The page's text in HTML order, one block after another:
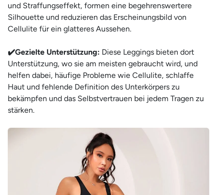
und Straffungseffekt, formen eine begehrenswertere
Silhouette und reduzieren das Erscheinungsbild von
Cellulite für ein glatteres Aussehen.
✔️Gezielte Unterstützung: Diese Leggings bieten dort
Unterstützung, wo sie am meisten gebraucht wird, und
helfen dabei, häufige Probleme wie Cellulite, schlaffe
Haut und fehlende Definition des Unterkörpers zu
bekämpfen und das Selbstvertrauen bei jedem Tragen zu
stärken.